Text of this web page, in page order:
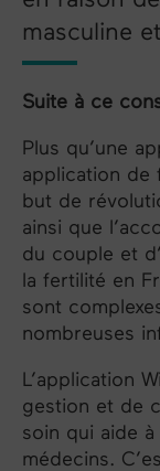
masculine
Suite à ce
Plus qu’une
application de
but de
ainsi que
du couple et
la fertilité en
sont
nombreuses
L’application
gestion et de
soin qui aide
médecins.